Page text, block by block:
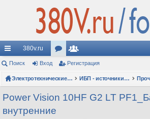
с
ы
лк
и
380v.ru
ор
ум
ы
ол
ьз
ов
Поиск Вход Регистрация
Электротехнические форумы ИБП - источники бесперебойного питания
Power Vision 10HF G2 LT
внутренние